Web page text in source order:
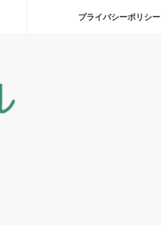
プライバシーポリシー